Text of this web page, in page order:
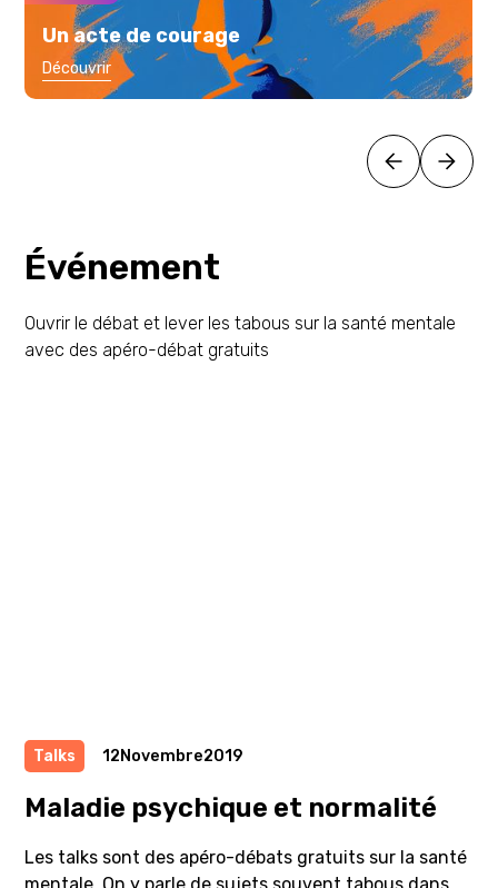
Un acte de courage
Découvrir
Événement
Ouvrir le débat et lever les tabous sur la santé mentale
avec des apéro-débat gratuits
Talks 12Novembre2019
Maladie psychique et normalité
Les talks sont des apéro-débats gratuits sur la santé